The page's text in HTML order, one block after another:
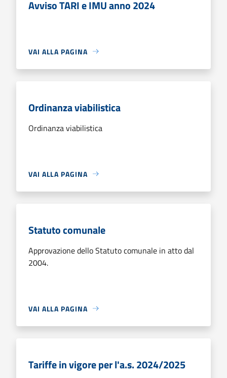
Avviso TARI e IMU anno 2024
VAI ALLA PAGINA
Ordinanza viabilistica
Ordinanza viabilistica
VAI ALLA PAGINA
Statuto comunale
Approvazione dello Statuto comunale in atto dal
2004.
VAI ALLA PAGINA
Tariffe in vigore per l'a.s. 2024/2025